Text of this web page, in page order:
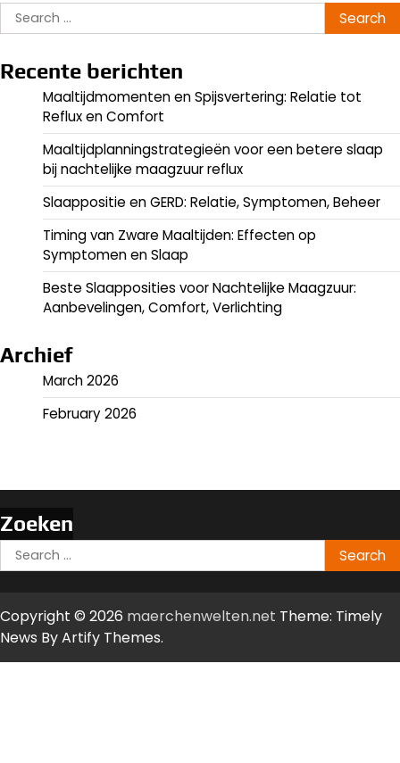
Search
for:
Recente berichten
Maaltijdmomenten en Spijsvertering: Relatie tot
Reflux en Comfort
Maaltijdplanningstrategieën voor een betere slaap
bij nachtelijke maagzuur reflux
Slaappositie en GERD: Relatie, Symptomen, Beheer
Timing van Zware Maaltijden: Effecten op
Symptomen en Slaap
Beste Slaapposities voor Nachtelijke Maagzuur:
Aanbevelingen, Comfort, Verlichting
Archief
March 2026
February 2026
Zoeken
Search
for:
Copyright © 2026 maerchenwelten.net Theme: Timely
News ByArtify Themes.